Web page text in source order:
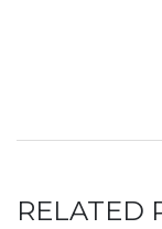
RELATED